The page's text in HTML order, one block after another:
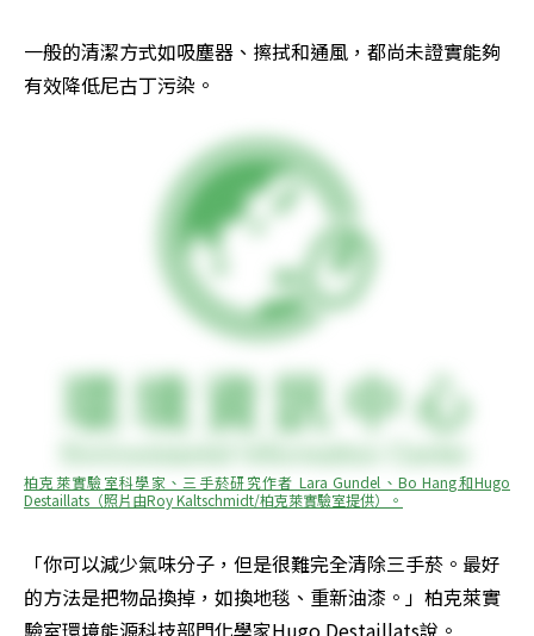
一般的清潔方式如吸塵器、擦拭和通風，都尚未證實能夠
有效降低尼古丁污染。
柏克萊實驗室科學家、三手菸研究作者 Lara Gundel、Bo Hang和Hugo
Destaillats（照片由Roy Kaltschmidt/柏克萊實驗室提供）。
「你可以減少氣味分子，但是很難完全清除三手菸。最好
的方法是把物品換掉，如換地毯、重新油漆。」柏克萊實